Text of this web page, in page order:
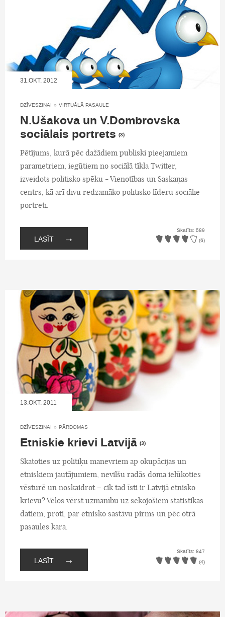
31.OKT, 2012
DZĪVESZIŅAI » VIRTUĀLĀ PASAULE
N.Ušakova un V.Dombrovska
sociālais portrets (3)
Pētījums, kurā pēc dažādiem publiski pieejamiem
parametriem, iegūtiem no sociālā tīkla Twitter,
izveidots politisko spēku - Vienotības un Saskaņas
centrs, kā arī divu redzamāko politisko līderu sociālie
portreti.
LASĪT →
Skatīts: 589
(6)
13.OKT, 2011
DZĪVESZIŅAI » PĀRDOMAS
Etniskie krievi Latvijā (3)
Skatoties uz politiķu manevriem ap okupācijas un
etniskiem jautājumiem, nevilšu radās doma ielūkoties
vēsturē un noskaidrot – cik tad īsti ir Latvijā etnisko
krievu? Vēlos vērst uzmanību uz sekojošiem statistikas
datiem, proti, par etnisko sastāvu pirms un pēc otrā
pasaules kara.
LASĪT →
Skatīts: 847
(4)